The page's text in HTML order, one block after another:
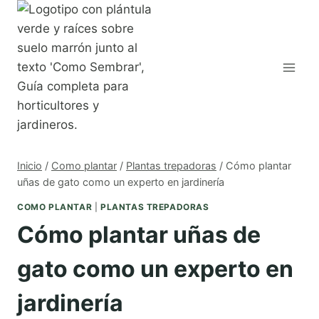
Saltar
contenido
Inicio / Como plantar / Plantas trepadoras / Cómo plantar
uñas de gato como un experto en jardinería
COMO PLANTAR PLANTAS TREPADORAS
Cómo plantar uñas de
gato como un experto en
jardinería